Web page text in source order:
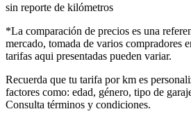
sin reporte de kilómetros
*La comparación de precios es una
mercado, tomada de varios compradores
tarifas aqui presentadas pueden variar.
Recuerda que tu tarifa por km es
factores como: edad, género, tipo de
Consulta términos y condiciones.